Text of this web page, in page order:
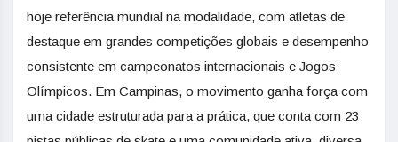
hoje referência mundial na modalidade, com atletas de
destaque em grandes competições globais e desempenho
consistente em campeonatos internacionais e Jogos
Olímpicos. Em Campinas, o movimento ganha força com
uma cidade estruturada para a prática, que conta com 23